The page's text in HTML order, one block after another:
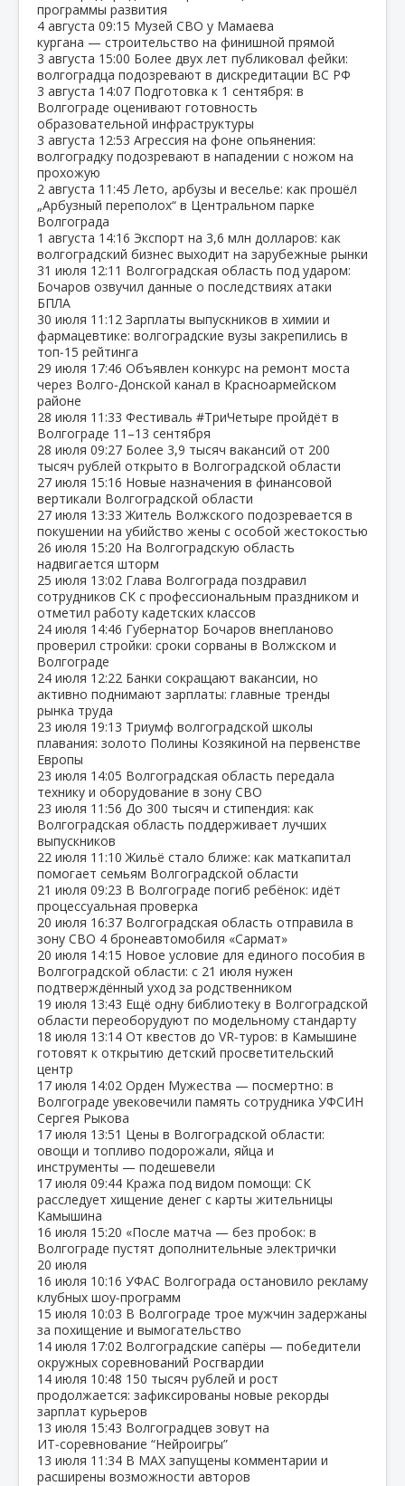
программы развития
4 августа 09:15 Музей СВО у Мамаева
кургана — строительство на финишной прямой
3 августа 15:00 Более двух лет публиковал фейки:
волгоградца подозревают в дискредитации ВС РФ
3 августа 14:07 Подготовка к 1 сентября: в
Волгограде оценивают готовность
образовательной инфраструктуры
3 августа 12:53 Агрессия на фоне опьянения:
волгоградку подозревают в нападении с ножом на
прохожую
2 августа 11:45 Лето, арбузы и веселье: как прошёл
„Арбузный переполох“ в Центральном парке
Волгограда
1 августа 14:16 Экспорт на 3,6 млн долларов: как
волгоградский бизнес выходит на зарубежные рынки
31 июля 12:11 Волгоградская область под ударом:
Бочаров озвучил данные о последствиях атаки
БПЛА
30 июля 11:12 Зарплаты выпускников в химии и
фармацевтике: волгоградские вузы закрепились в
топ‑15 рейтинга
29 июля 17:46 Объявлен конкурс на ремонт моста
через Волго‑Донской канал в Красноармейском
районе
28 июля 11:33 Фестиваль #ТриЧетыре пройдёт в
Волгограде 11–13 сентября
28 июля 09:27 Более 3,9 тысяч вакансий от 200
тысяч рублей открыто в Волгоградской области
27 июля 15:16 Новые назначения в финансовой
вертикали Волгоградской области
27 июля 13:33 Житель Волжского подозревается в
покушении на убийство жены с особой жестокостью
26 июля 15:20 На Волгоградскую область
надвигается шторм
25 июля 13:02 Глава Волгограда поздравил
сотрудников СК с профессиональным праздником и
отметил работу кадетских классов
24 июля 14:46 Губернатор Бочаров внепланово
проверил стройки: сроки сорваны в Волжском и
Волгограде
24 июля 12:22 Банки сокращают вакансии, но
активно поднимают зарплаты: главные тренды
рынка труда
23 июля 19:13 Триумф волгоградской школы
плавания: золото Полины Козякиной на первенстве
Европы
23 июля 14:05 Волгоградская область передала
технику и оборудование в зону СВО
23 июля 11:56 До 300 тысяч и стипендия: как
Волгоградская область поддерживает лучших
выпускников
22 июля 11:10 Жильё стало ближе: как маткапитал
помогает семьям Волгоградской области
21 июля 09:23 В Волгограде погиб ребёнок: идёт
процессуальная проверка
20 июля 16:37 Волгоградская область отправила в
зону СВО 4 бронеавтомобиля «Сармат»
20 июля 14:15 Новое условие для единого пособия в
Волгоградской области: с 21 июля нужен
подтверждённый уход за родственником
19 июля 13:43 Ещё одну библиотеку в Волгоградской
области переоборудуют по модельному стандарту
18 июля 13:14 От квестов до VR‑туров: в Камышине
готовят к открытию детский просветительский
центр
17 июля 14:02 Орден Мужества — посмертно: в
Волгограде увековечили память сотрудника УФСИН
Сергея Рыкова
17 июля 13:51 Цены в Волгоградской области:
овощи и топливо подорожали, яйца и
инструменты — подешевели
17 июля 09:44 Кража под видом помощи: СК
расследует хищение денег с карты жительницы
Камышина
16 июля 15:20 «После матча — без пробок: в
Волгограде пустят дополнительные электрички
20 июля
16 июля 10:16 УФАС Волгограда остановило рекламу
клубных шоу‑программ
15 июля 10:03 В Волгограде трое мужчин задержаны
за похищение и вымогательство
14 июля 17:02 Волгоградские сапёры — победители
окружных соревнований Росгвардии
14 июля 10:48 150 тысяч рублей и рост
продолжается: зафиксированы новые рекорды
зарплат курьеров
13 июля 15:43 Волгоградцев зовут на
ИТ‑соревнование “Нейроигры”
13 июля 11:34 В МАХ запущены комментарии и
расширены возможности авторов